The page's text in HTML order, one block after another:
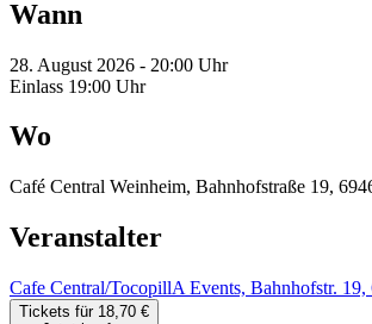
Wann
28. August 2026 - 20:00 Uhr
Einlass 19:00 Uhr
Wo
Café Central Weinheim, Bahnhofstraße 19,
Veranstalter
Cafe Central/TocopillA Events, Bahnhofstr.
Tickets für 18,70 €